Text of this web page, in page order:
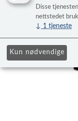
Disse
nettstedet
↓ 1 tjeneste
Kun nødvendige